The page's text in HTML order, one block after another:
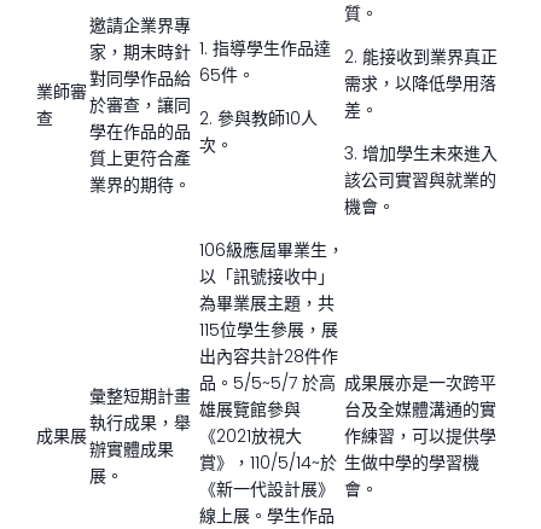
業師審
查
邀請企業界專
家，期末時針
對同學作品給
於審查，讓同
學在作品的品
質上更符合產
業界的期待。
1. 指導學生作品達
65件。
2. 參與教師10人
次。
質。
2. 能接收到業界真正
需求，以降低學用落
差。
3. 增加學生未來進入
該公司實習與就業的
機會。
成果展
彙整短期計畫
執行成果，舉
辦實體成果
展。
106級應屆畢業生，
以「訊號接收中」
為畢業展主題，共
115位學生參展，展
出內容共計28件作
品。5/5~5/7 於高
雄展覽館參與
《2021放視大
賞》，110/5/14~於
《新一代設計展》
線上展。學生作品
成果展亦是一次跨平
台及全媒體溝通的實
作練習，可以提供學
生做中學的學習機
會。